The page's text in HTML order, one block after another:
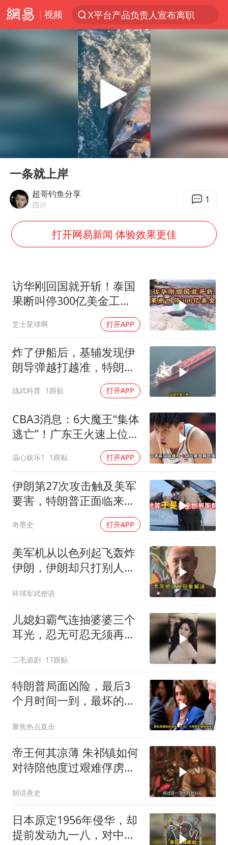
视频
X平台产品负责人宣布离职
探寻“技能+”促就业创业新路
美国退回1000亿美元关税
38岁山东财大教授刘海明逝世
台风白海豚或在华东沿海登陆
香港殿堂级填词人黎彼得因病离世 终年76岁
如何把百年大党建设得更加坚强有力
沙特否认与胡塞武装举行会谈
日本籍女网红在韩直播时自杀身亡
多专业取消艺考 文化工作者要有文化
汕头市政府被约谈
总书记关心百姓身边这些民生大事
Play
一条就上岸
超哥钓鱼分享
四川 1
打开网易新闻 体验效果更佳
访华刚回国就开斩！泰国
果断叫停300亿美金工
芝士星球啊 打开APP
炸了伊船后，基辅发现伊
朗导弹越打越准，特朗普
战武科普 1跟贴 打开APP
CBA3消息：6大魔王“集体
逃亡”！广东王火速上位，
温心娱乐1 1跟贴 打开APP
伊朗第27次攻击触及美军
要害，特朗普正面临来自
奇墨史 打开APP
美军机从以色列起飞轰炸
伊朗，伊朗却只打别人不
住了
环球军武密语
儿媳妇霸气连抽婆婆三个
耳光，忍无可忍无须再
二毛追剧 17跟贴
特朗普局面凶险，最后3
个月时间一到，最坏的结
聚焦热点直击
帝王何其凉薄 朱祁镇如何
对待陪他度过艰难俘虏生
朝话熹史
日本原定1956年侵华，却
提前发动九一八，对中国